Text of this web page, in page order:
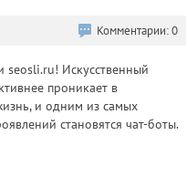
Комментарии: 0
seosli.ru! Искусственный
проникает в
и одним из самых
становятся чат-боты.